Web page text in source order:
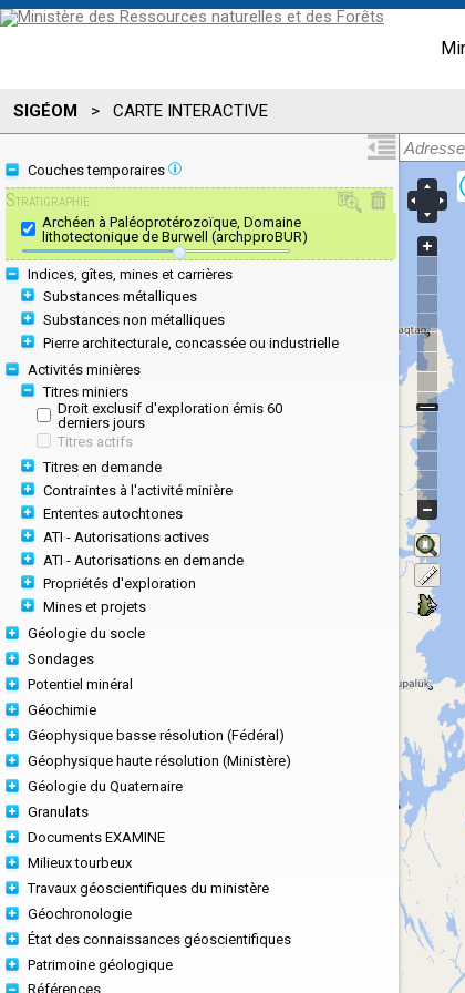
SIGÉOM > CARTE INTERACTIVE
Couches temporaires
Stratigraphie
Archéen à Paléoprotérozoïque, Domaine
lithotectonique de Burwell (archpproBUR)
Indices, gîtes, mines et carrières
Substances métalliques
Substances non métalliques
Pierre architecturale, concassée ou industrielle
Activités minières
Titres miniers
Droit exclusif d'exploration émis 60
derniers jours
Titres actifs
Titres en demande
Contraintes à l'activité minière
Ententes autochtones
ATI - Autorisations actives
ATI - Autorisations en demande
Propriétés d'exploration
Mines et projets
Géologie du socle
Sondages
Potentiel minéral
Géochimie
Géophysique basse résolution (Fédéral)
Géophysique haute résolution (Ministère)
Géologie du Quaternaire
Granulats
Documents EXAMINE
Milieux tourbeux
Travaux géoscientifiques du ministère
Géochronologie
État des connaissances géoscientifiques
Patrimoine géologique
Références